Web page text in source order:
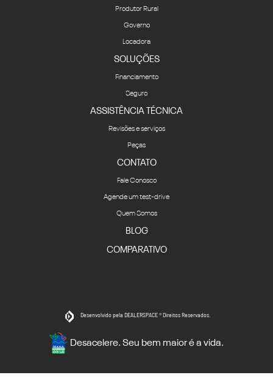
Produtor Rural
Governo
Locadora
SOLUÇÕES
Financiamento
Seguro
ASSISTÊNCIA TÉCNICA
Revisões e serviços
Peças
CONTATO
Fale Conosco
Agende um test-drive
Quem Somos
BLOG
COMPARATIVO
Desenvolvido pela DEALERSPACE ® Direitos Reservados.
Desacelere. Seu bem maior é a vida.